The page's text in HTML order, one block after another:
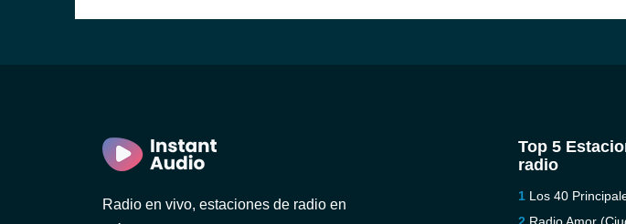
Radio en vivo, estaciones de radio en
Top 5
radio
Los 40